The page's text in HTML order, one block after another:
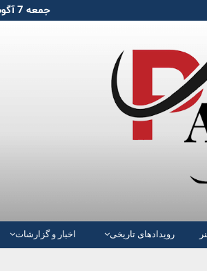
جمعه 7 آگوست 2026
اخبار و گزارشات رویدادهای تاریخی